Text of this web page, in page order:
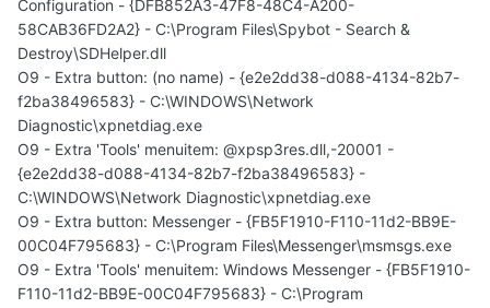
Configuration - {DFB852A3-47F8-48C4-A200-
58CAB36FD2A2} - C:\Program Files\Spybot - Search &
Destroy\SDHelper.dll
O9 - Extra button: (no name) - {e2e2dd38-d088-4134-82b7-
f2ba38496583} - C:\WINDOWS\Network
Diagnostic\xpnetdiag.exe
O9 - Extra 'Tools' menuitem: @xpsp3res.dll,-20001 -
{e2e2dd38-d088-4134-82b7-f2ba38496583} -
C:\WINDOWS\Network Diagnostic\xpnetdiag.exe
O9 - Extra button: Messenger - {FB5F1910-F110-11d2-BB9E-
00C04F795683} - C:\Program Files\Messenger\msmsgs.exe
O9 - Extra 'Tools' menuitem: Windows Messenger - {FB5F1910-
F110-11d2-BB9E-00C04F795683} - C:\Program